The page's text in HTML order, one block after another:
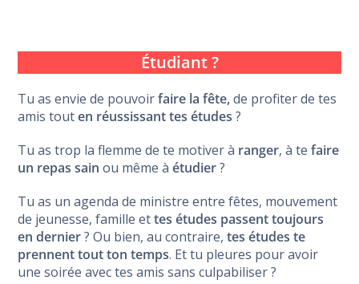
Étudiant ?
Tu as envie de pouvoirfaire la fête,de profiter de tes
amis touten réussissant tes études ?
Tu as trop la flemme de te motiver à ranger, à tefaire
un repas sain ou même àétudier?
Tu as un agenda de ministre entre fêtes, mouvement
de jeunesse, famille ettes études passent toujours
en dernier? Ou bien, au contraire,tes études te
prennent tout ton temps. Et tu pleures pour avoir
une soirée avec tes amis sans culpabiliser ?